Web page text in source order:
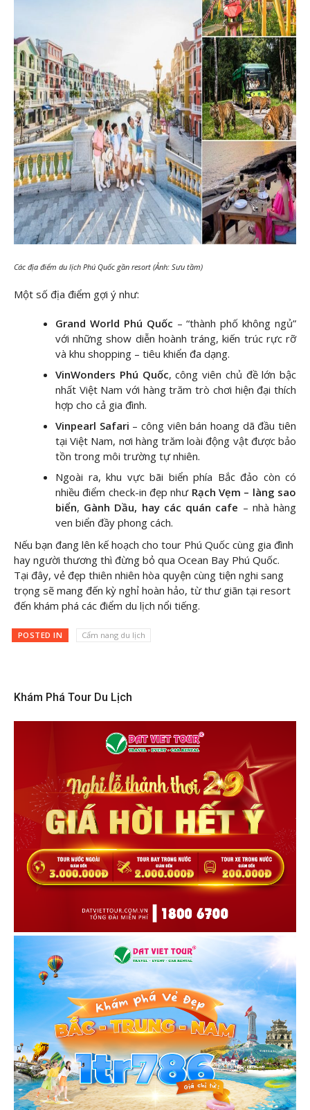
Các địa điểm du lịch Phú Quốc gần resort (Ảnh: Sưu tầm)
Một số địa điểm gợi ý như:
Grand World Phú Quốc – “thành phố không ngủ”
với những show diễn hoành tráng, kiến trúc rực rỡ
và khu shopping – tiêu khiển đa dạng.
VinWonders Phú Quốc, công viên chủ đề lớn bậc
nhất Việt Nam với hàng trăm trò chơi hiện đại thích
hợp cho cả gia đình.
Vinpearl Safari – công viên bán hoang dã đầu tiên
tại Việt Nam, nơi hàng trăm loài động vật được bảo
tồn trong môi trường tự nhiên.
Ngoài ra, khu vực bãi biển phía Bắc đảo còn có
nhiều điểm check-in đẹp như Rạch Vẹm – làng sao
biển, Gành Dầu, hay các quán cafe – nhà hàng
ven biển đầy phong cách.
Nếu bạn đang lên kế hoạch cho tour Phú Quốc cùng gia đình
hay người thương thì đừng bỏ qua Ocean Bay Phú Quốc.
Tại đây, vẻ đẹp thiên nhiên hòa quyện cùng tiện nghi sang
trọng sẽ mang đến kỳ nghỉ hoàn hảo, từ thư giãn tại resort
đến khám phá các điểm du lịch nổi tiếng.
POSTED IN Cẩm nang du lịch
Khám Phá Tour Du Lịch